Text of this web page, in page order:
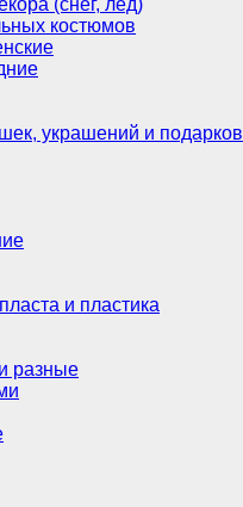
(снег, лед)
костюмов
украшений и подарков
и пластика
разные